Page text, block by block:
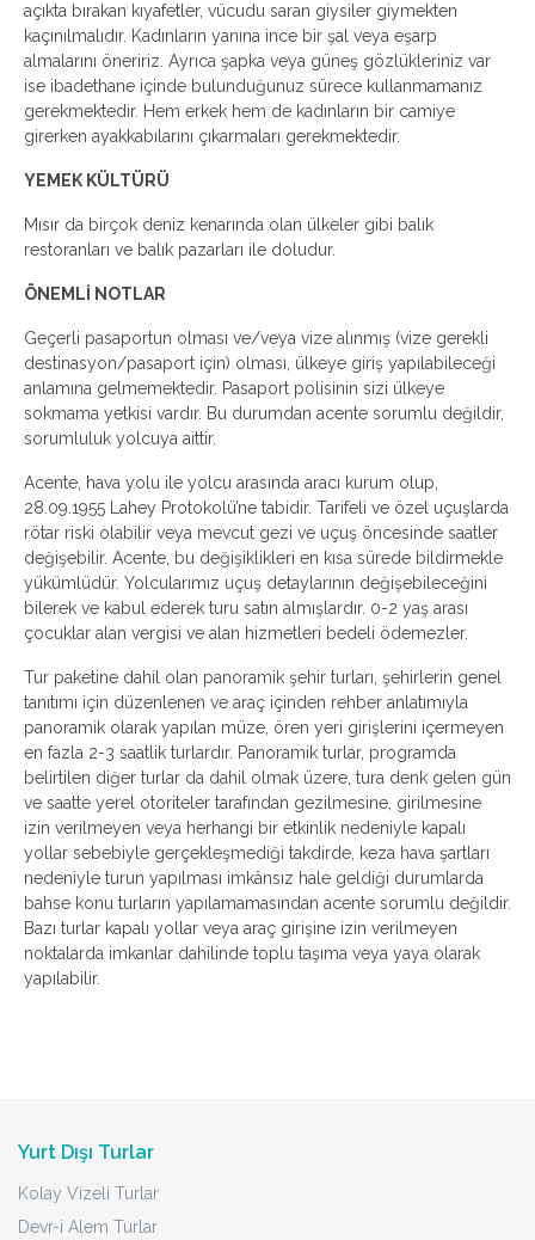
açıkta bırakan kıyafetler, vücudu saran giysiler giymekten
kaçınılmalıdır. Kadınların yanına ince bir şal veya eşarp
almalarını öneririz. Ayrıca şapka veya güneş gözlükleriniz var
ise ibadethane içinde bulunduğunuz sürece kullanmamanız
gerekmektedir. Hem erkek hem de kadınların bir camiye
girerken ayakkabılarını çıkarmaları gerekmektedir.
YEMEK KÜLTÜRÜ
Mısır da birçok deniz kenarında olan ülkeler gibi balık
restoranları ve balık pazarları ile doludur.
ÖNEMLİ NOTLAR
Geçerli pasaportun olması ve/veya vize alınmış (vize gerekli
destinasyon/pasaport için) olması, ülkeye giriş yapılabileceği
anlamına gelmemektedir. Pasaport polisinin sizi ülkeye
sokmama yetkisi vardır. Bu durumdan acente sorumlu değildir,
sorumluluk yolcuya aittir.
Acente, hava yolu ile yolcu arasında aracı kurum olup,
28.09.1955 Lahey Protokolü’ne tabidir. Tarifeli ve özel uçuşlarda
rötar riski olabilir veya mevcut gezi ve uçuş öncesinde saatler
değişebilir. Acente, bu değişiklikleri en kısa sürede bildirmekle
yükümlüdür. Yolcularımız uçuş detaylarının değişebileceğini
bilerek ve kabul ederek turu satın almışlardır. 0-2 yaş arası
çocuklar alan vergisi ve alan hizmetleri bedeli ödemezler.
Tur paketine dahil olan panoramik şehir turları, şehirlerin genel
tanıtımı için düzenlenen ve araç içinden rehber anlatımıyla
panoramik olarak yapılan müze, ören yeri girişlerini içermeyen
en fazla 2-3 saatlik turlardır. Panoramik turlar, programda
belirtilen diğer turlar da dahil olmak üzere, tura denk gelen gün
ve saatte yerel otoriteler tarafından gezilmesine, girilmesine
izin verilmeyen veya herhangi bir etkinlik nedeniyle kapalı
yollar sebebiyle gerçekleşmediği takdirde, keza hava şartları
nedeniyle turun yapılması imkânsız hale geldiği durumlarda
bahse konu turların yapılamamasından acente sorumlu değildir.
Bazı turlar kapalı yollar veya araç girişine izin verilmeyen
noktalarda imkanlar dahilinde toplu taşıma veya yaya olarak
yapılabilir.
Yurt Dışı Turlar
Kolay Vizeli Turlar
Devr-i Alem Turlar